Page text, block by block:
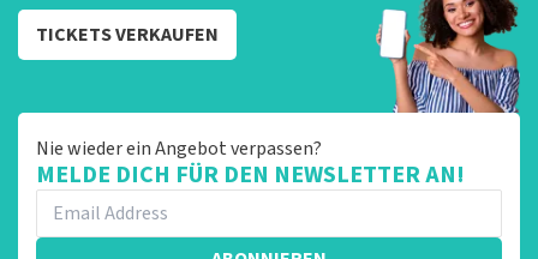
TICKETS VERKAUFEN
Nie wieder ein Angebot verpassen?
MELDE DICH FÜR DEN NEWSLETTER AN!